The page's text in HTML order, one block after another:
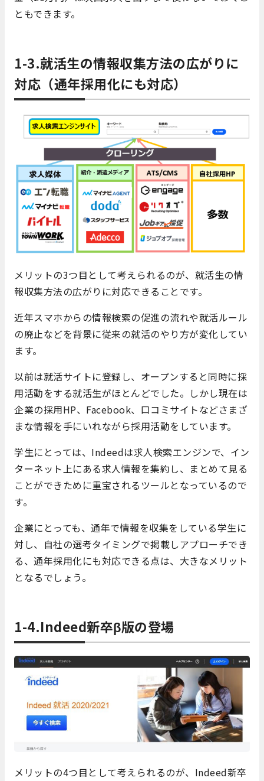
ともできます。
1-3.就活生の情報収集方法の広がりに
対応（通年採用化にも対応）
メリットの3つ目として考えられるのが、就活生の情
報収集方法の広がりに対応できることです。
近年スマホからの情報検索の促進の流れや就活ルール
の廃止などを背景に従来の就活のやり方が変化してい
ます。
以前は就活サイトに登録し、オープンすると同時に採
用活動をする就活生がほとんどでした。しかし現在は
企業の採用HP、Facebook、口コミサイトなどさまざ
まな情報を手にいれながら採用活動をしています。
学生にとっては、Indeedは求人検索エンジンで、イン
ターネット上にある求人情報を集約し、まとめて見る
ことができために重宝されるツールとなっているので
す。
企業にとっても、通年で情報を収集をしている学生に
対し、自社の選考タイミングで掲載しアプローチでき
る、通年採用化にも対応できる点は、大きなメリット
となるでしょう。
1-4.Indeed新卒β版の登場
メリットの4つ目として考えられるのが、Indeed新卒